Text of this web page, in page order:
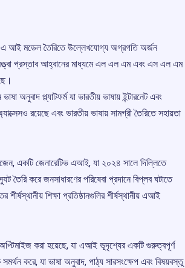
এ আই মডেল তৈরিতে উল্লেখযোগ্য অগ্রগতি অর্জন
প্রস্তাব আহ্বানের মাধ্যমে এল এল এম এবং এস এল এম
অনুবাদ প্ল্যাটফর্ম যা ভারতীয় ভাষায় ইন্টারনেট এবং
রয়েছে এবং ভারতীয় ভাষায় সামগ্রী তৈরিতে সহায়তা
একটি জেনারেটিভ এআই, যা ২০২৪ সালে দিল্লিতে
তৈরি করে জনসাধারণের পরিষেবা প্রদানে বিপ্লব ঘটাতে
শিক্ষা প্রতিষ্ঠানগুলির শীর্ষস্থানীয় এআই
করা হয়েছে, যা এআই ভূদৃশ্যের একটি গুরুত্বপূর্ণ
সমর্থন করে, যা ভাষা অনুবাদ, পাঠ্য সারসংক্ষেপ এবং বিষয়বস্তু